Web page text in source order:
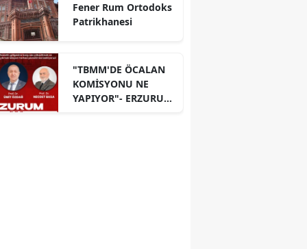
Fener Rum Ortodoks
Patrikhanesi
"TBMM'DE ÖCALAN
KOMİSYONU NE
YAPIYOR"- ERZURUM